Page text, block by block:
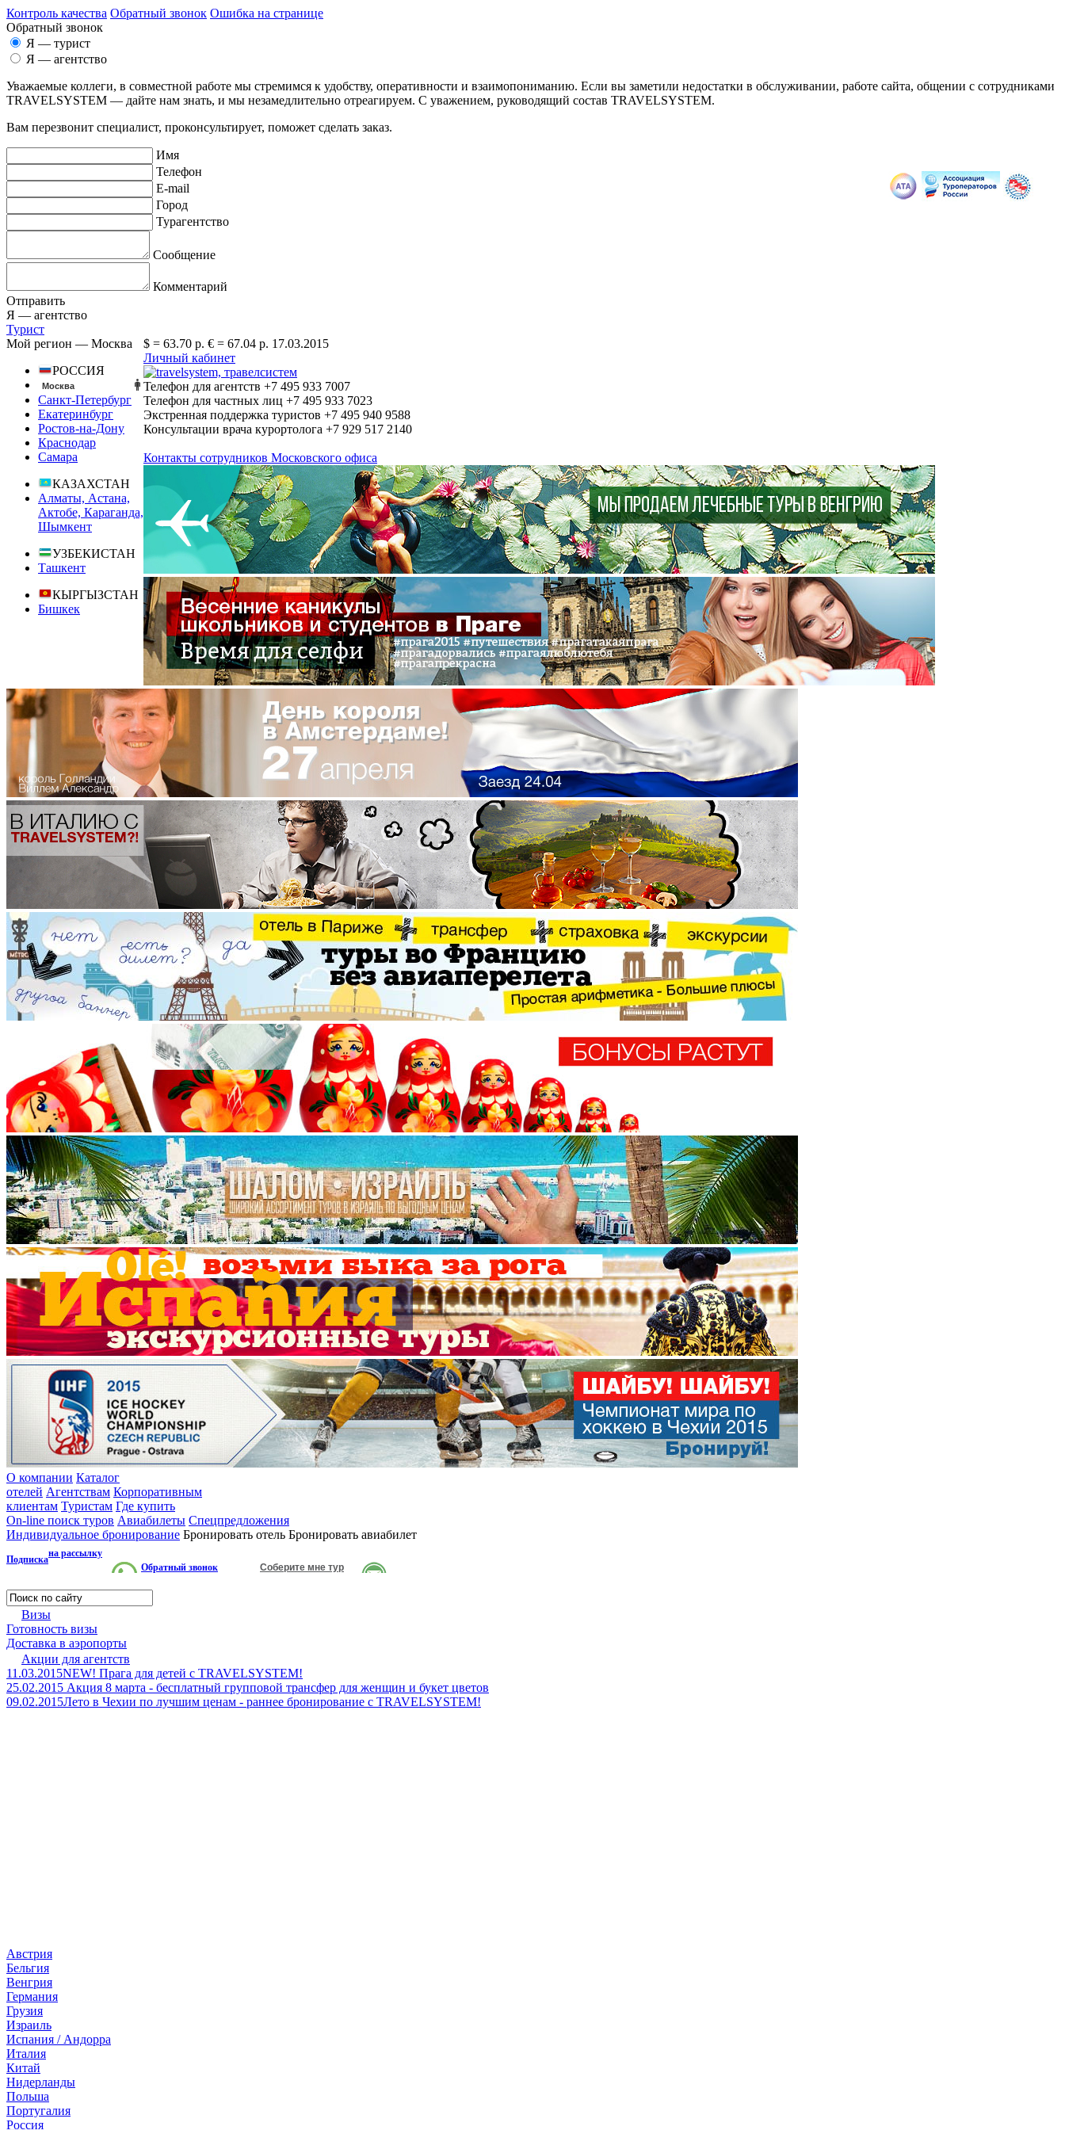
Контроль качества Обратный звонок Ошибка на странице
Обратный звонок
Я — турист
Я — агентство
Уважаемые коллеги, в совместной работе мы стремимся к удобству, оперативности и взаимопониманию. Если вы заметили недостатки в обслуживании, работе сайта, общении с сотрудниками
TRAVELSYSTEM — дайте нам знать, и мы незамедлительно отреагируем. С уважением, руководящий состав TRAVELSYSTEM.
Вам перезвонит специалист, проконсультирует, поможет сделать заказ.
Имя
Телефон
E-mail
Город
Турагентство
Сообщение
Комментарий
Отправить
Я — агентство
Турист
Мой регион — Москва
РОССИЯ
Москва
Санкт-Петербург
Екатеринбург
Ростов-на-Дону
Краснодар
Самара
КАЗАХСТАН
Алматы, Астана,
Актобе, Караганда,
Шымкент
УЗБЕКИСТАН
Ташкент
КЫРГЫЗСТАН
Бишкек
$ = 63.70 р. € = 67.04 р. 17.03.2015
Личный кабинет
Телефон для агентств +7 495 933 7007
Телефон для частных лиц +7 495 933 7023
Экстренная поддержка туристов +7 495 940 9588
Консультации врача курортолога +7 929 517 2140
Контакты сотрудников Московского офиса
О компании Каталог
отелей Агентствам Корпоративным
клиентам Туристам Где купить
On-line поиск туров Авиабилеты Спецпредложения
Индивидуальное бронирование Бронировать отель Бронировать авиабилет
Обратный звонок Соберите мне тур
Подписка
на рассылку
Визы
Готовность визы
Доставка в аэропорты
Акции для агентств
11.03.2015NEW! Прага для детей с TRAVELSYSTEM!
25.02.2015 Акция 8 марта - бесплатный групповой трансфер для женщин и букет цветов
09.02.2015Лето в Чехии по лучшим ценам - раннее бронирование с TRAVELSYSTEM!
Австрия
Бельгия
Венгрия
Германия
Грузия
Израиль
Испания / Андорра
Италия
Китай
Нидерланды
Польша
Португалия
Россия